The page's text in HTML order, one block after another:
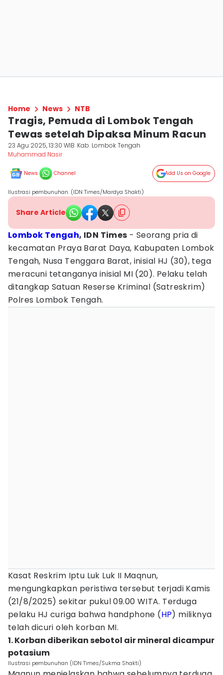
Home News NTB
Tragis, Pemuda di Lombok Tengah
Tewas setelah Dipaksa Minum Racun
23 Agu 2025, 13:30 WIB Kab. Lombok Tengah
Muhammad Nasir
News Channel Add Us on Google
Ilustrasi pembunuhan. (IDN Times/Mardya Shakti)
Share Article
Lombok Tengah, IDN Times - Seorang pria di
kecamatan Praya Barat Daya, Kabupaten Lombok
Tengah, Nusa Tenggara Barat, inisial HJ (30), tega
meracuni tetanganya inisial MI (20). Pelaku telah
ditangkap Satuan Reserse Kriminal (Satreskrim)
Polres Lombok Tengah.
‎Kasat Reskrim Iptu Luk Luk II Maqnun,
mengungkapkan peristiwa tersebut terjadi Kamis
(21/8/2025) sekitar pukul 09.00 WITA. Terduga
pelaku HJ curiga bahwa handphone (HP) miliknya
telah dicuri oleh korban MI.
1. Korban diberikan sebotol air mineral dicampur
potasium
Ilustrasi pembunuhan (IDN Times/Sukma Shakti)